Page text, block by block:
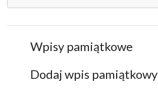
Wpisy pamiątkowe
Dodaj wpis pamiątkowy